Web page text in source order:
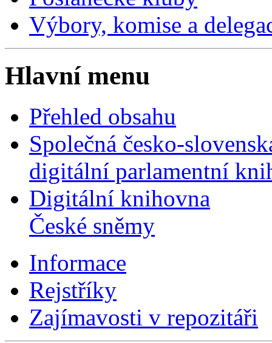
Výbory, komise a
Hlavní menu
Přehled obsahu
Společná česko-
digitální parlamentní
Digitální knihovna
České sněmy
Informace
Rejstříky
Zajímavosti v repozitáři